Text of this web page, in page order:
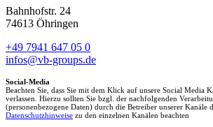
Bahnhofstr. 24
74613 Öhringen
+49 7941 647 05 0
infos@vb-groups.de
Social-Media
Beachten Sie, dass Sie mit dem Klick auf unsere Social Media
verlassen. Hierzu sollten Sie bzgl. der nachfolgenden
(personenbezogene Daten) durch die Betreiber unserer Kanäle
Datenschutzhinweise zu den einzelnen Kanälen beachten